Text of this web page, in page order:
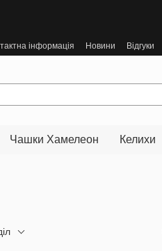
інформація Новини Відгуки
Чашки Хамелеон Келихи